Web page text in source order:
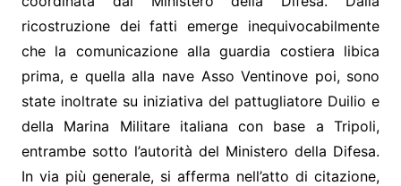
ricostruzione dei fatti emerge inequivocabilmente
che la comunicazione alla guardia costiera libica
prima, e quella alla nave Asso Ventinove poi, sono
state inoltrate su iniziativa del pattugliatore Duilio e
della Marina Militare italiana con base a Tripoli,
entrambe sotto l’autorità del Ministero della Difesa.
In via più generale, si afferma nell’atto di citazione,